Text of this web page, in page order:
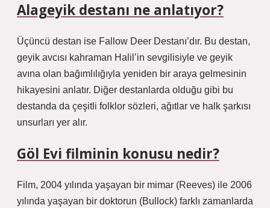
Alageyik destanı ne anlatıyor?
Üçüncü destan ise Fallow Deer Destanı’dır. Bu destan,
geyik avcısı kahraman Halil’in sevgilisiyle ve geyik
avına olan bağımlılığıyla yeniden bir araya gelmesinin
hikayesini anlatır. Diğer destanlarda olduğu gibi bu
destanda da çeşitli folklor sözleri, ağıtlar ve halk şarkısı
unsurları yer alır.
Göl Evi filminin konusu nedir?
Film, 2004 yılında yaşayan bir mimar (Reeves) ile 2006
yılında yaşayan bir doktorun (Bullock) farklı zamanlarda